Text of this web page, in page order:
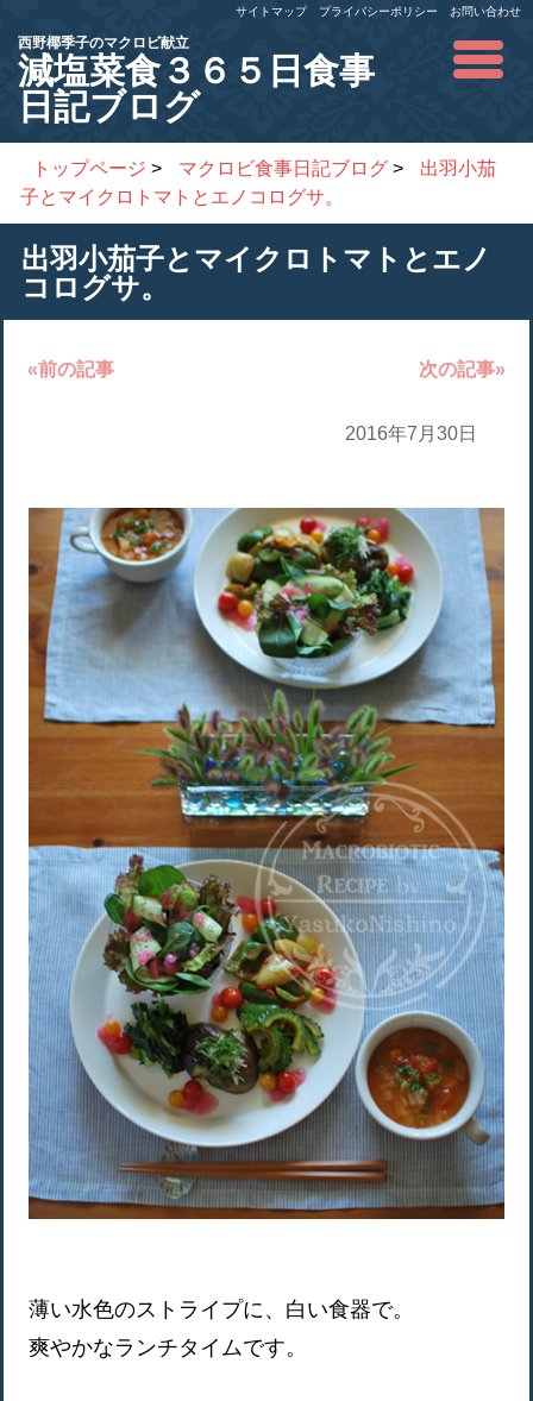
サイトマップ プライバシーポリシー お問い合わせ
西野椰季子のマクロビ献立
減塩菜食３６５日食事
日記ブログ
トップページ > マクロビ食事日記ブログ >
出羽小茄
子とマイクロトマトとエノコログサ。
出羽小茄子とマイクロトマトとエノ
コログサ。
«前の記事 次の記事»
2016年7月30日
薄い水色のストライプに、白い食器で。
爽やかなランチタイムです。